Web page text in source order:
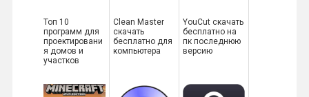
Топ 10
программ для
проектировани
я домов и
участков
Clean Master
скачать
бесплатно для
компьютера
YouCut скачать
бесплатно на
пк последнюю
версию